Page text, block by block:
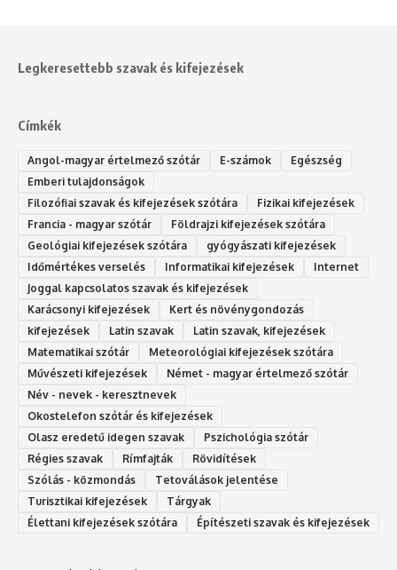
Legkeresettebb szavak és kifejezések
Címkék
Angol-magyar értelmező szótár E-számok
Egészség
Emberi tulajdonságok
Filozófiai szavak és kifejezések szótára
Fizikai kifejezések
Francia - magyar szótár
Földrajzi kifejezések szótára
Geológiai kifejezések szótára
gyógyászati kifejezések
Időmértékes verselés
Informatikai kifejezések
Internet
Joggal kapcsolatos szavak és kifejezések
Karácsonyi kifejezések
Kert és növénygondozás
kifejezések
Latin szavak
Latin szavak, kifejezések
Matematikai szótár
Meteorológiai kifejezések szótára
Művészeti kifejezések
Német - magyar értelmező szótár
Név - nevek - keresztnevek
Okostelefon szótár és kifejezések
Olasz eredetű idegen szavak
Ps‮gólohciz‬ia s‮átóz‬r
Régies szavak
Rímfajták
Rövidítések
Szólás - közmondás
Tetoválások jelentése
Turisztikai kifejezések
Tárgyak
Élettani kifejezések szótára
Építészeti szavak és kifejezések